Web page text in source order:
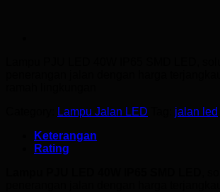
Lampu Jalan LED
jalan led
Keterangan
Rating